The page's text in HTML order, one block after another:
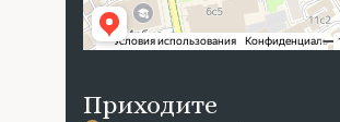
Приходите